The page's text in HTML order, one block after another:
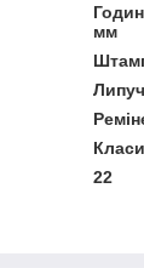
мм
22